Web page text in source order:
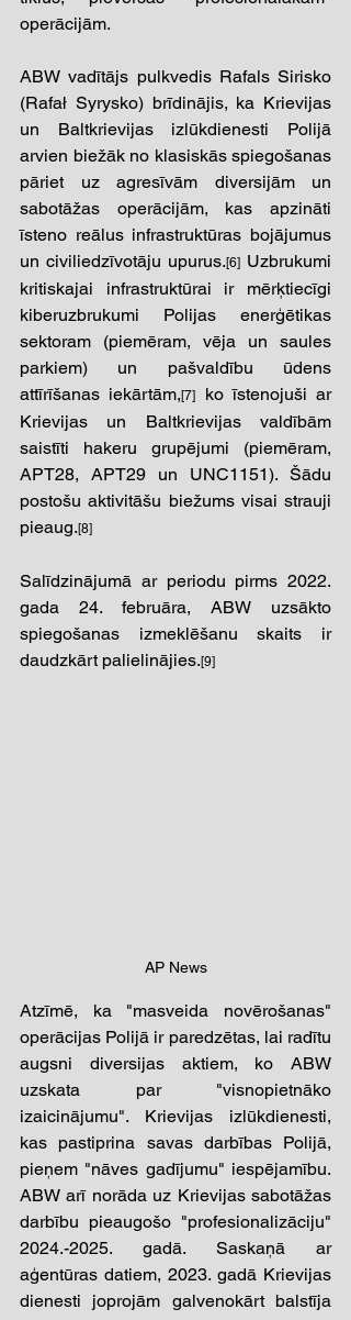
operācijām.
ABW vadītājs pulkvedis Rafals Sirisko
(Rafał Syrysko) brīdinājis, ka Krievijas
un Baltkrievijas izlūkdienesti Polijā
arvien biežāk no klasiskās spiegošanas
pāriet uz agresīvām diversijām un
sabotāžas operācijām, kas apzināti
īsteno reālus infrastruktūras bojājumus
un civiliedzīvotāju upurus.[6] Uzbrukumi
kritiskajai infrastruktūrai ir mērķtiecīgi
kiberuzbrukumi Polijas enerģētikas
sektoram (piemēram, vēja un saules
parkiem) un pašvaldību ūdens
attīrīšanas iekārtām,[7]
ko īstenojuši ar
Krievijas un Baltkrievijas valdībām
saistīti hakeru grupējumi (piemēram,
APT28, APT29 un UNC1151). Šādu
postošu aktivitāšu biežums visai strauji
pieaug.[8]
Salīdzinājumā ar periodu pirms 2022.
gada 24. februāra, ABW uzsākto
spiegošanas izmeklēšanu skaits ir
daudzkārt palielinājies.[9]
AP News
Atzīmē, ka "masveida novērošanas"
operācijas Polijā ir paredzētas, lai radītu
augsni diversijas aktiem, ko ABW
uzskata par "visnopietnāko
izaicinājumu". Krievijas izlūkdienesti,
kas pastiprina savas darbības Polijā,
pieņem "nāves gadījumu" iespējamību.
ABW arī norāda uz Krievijas sabotāžas
darbību pieaugošo "profesionalizāciju"
2024.-2025. gadā. Saskaņā ar
aģentūras datiem, 2023. gadā Krievijas
dienesti joprojām galvenokārt balstīja